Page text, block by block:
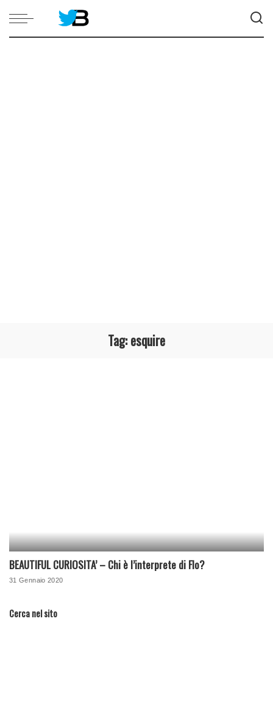
Tag:esquire
BEAUTIFUL CURIOSITA’ – Chi è l’interprete di Flo?
31 Gennaio 2020
Cerca nel sito